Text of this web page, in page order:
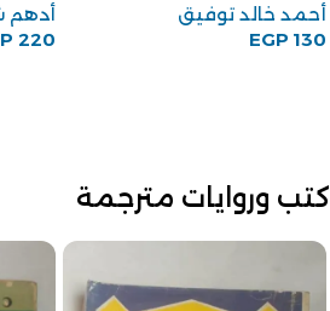
أحمد خالد توفيق
EGP 130
أدهم
220
كتب وروايات مترجمة